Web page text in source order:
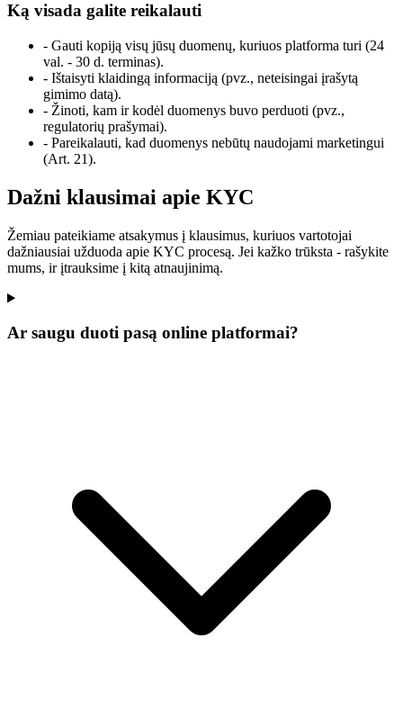
Ką visada galite reikalauti
- Gauti kopiją visų jūsų duomenų, kuriuos platforma turi (24
val. - 30 d. terminas).
- Ištaisyti klaidingą informaciją (pvz., neteisingai įrašytą
gimimo datą).
- Žinoti, kam ir kodėl duomenys buvo perduoti (pvz.,
regulatorių prašymai).
- Pareikalauti, kad duomenys nebūtų naudojami marketingui
(Art. 21).
Dažni klausimai apie KYC
Žemiau pateikiame atsakymus į klausimus, kuriuos vartotojai
dažniausiai užduoda apie KYC procesą. Jei kažko trūksta - rašykite
mums, ir įtrauksime į kitą atnaujinimą.
Ar saugu duoti pasą online platformai?